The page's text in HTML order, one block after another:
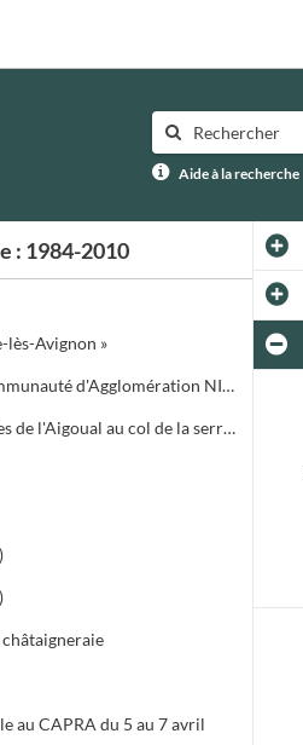
Aide à la recherche
: 1984-2010
lès-Avignon »
Le contrat territorial Région/Communauté d'Agglomération NIMES Métropole
L'aigle royal s'invite aux Hivernales de l'Aigoual au col de la serreyrède. Programme de la journée
au CAPRA du 5 au 7 avril